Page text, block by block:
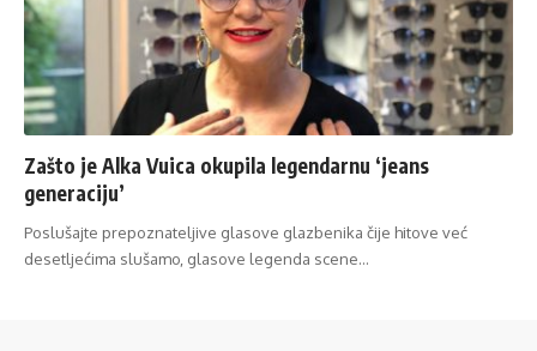
Zašto je Alka Vuica okupila legendarnu ‘jeans
generaciju’
Poslušajte prepoznateljive glasove glazbenika čije hitove već
desetljećima slušamo, glasove legenda scene…